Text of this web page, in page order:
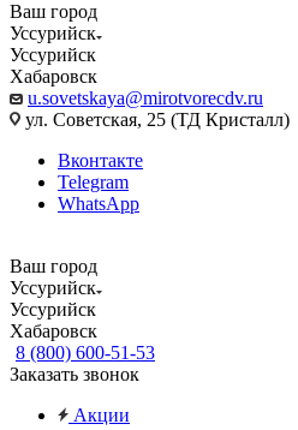
Ваш город
Уссурийск
Уссурийск
Хабаровск
u.sovetskaya@mirotvorecdv.ru
ул. Советская, 25 (ТД Кристалл)
Вконтакте
Telegram
WhatsApp
Ваш город
Уссурийск
Уссурийск
Хабаровск
8 (800) 600-51-53
Заказать звонок
Акции